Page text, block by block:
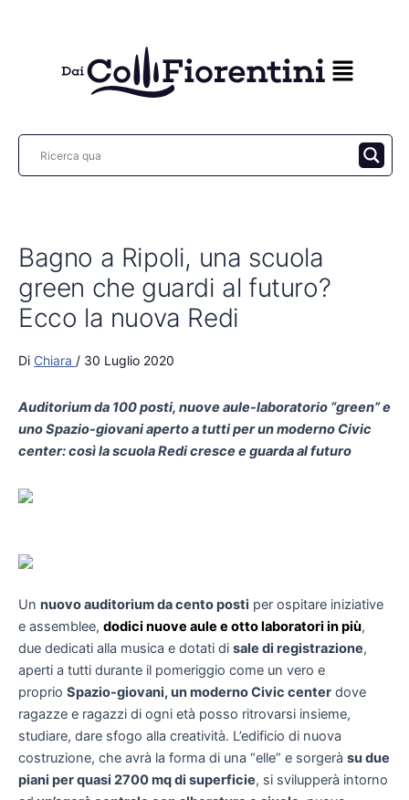
Bagno a Ripoli, una scuola
green che guardi al futuro?
Ecco la nuova Redi
Di Chiara / 30 Luglio 2020
Auditorium da 100 posti, nuove aule-laboratorio “green” e
uno Spazio-giovaniaperto a tutti per un moderno Civic
center: così la scuola Redi cresce e guarda al futuro
Un nuovo auditorium da cento posti per ospitare iniziative
e assemblee, dodici nuove aule e otto laboratori in più,
due dedicati alla musica e dotati di sale di registrazione,
aperti a tutti durante il pomeriggio come un vero e
proprio Spazio-giovani, un moderno Civic center dove
ragazze e ragazzi di ogni età posso ritrovarsi insieme,
studiare, dare sfogo alla creatività. L’edificio di nuova
costruzione, che avrà la forma di una “elle” e sorgerà su due
piani per quasi 2700 mq di superficie, si svilupperà intorno